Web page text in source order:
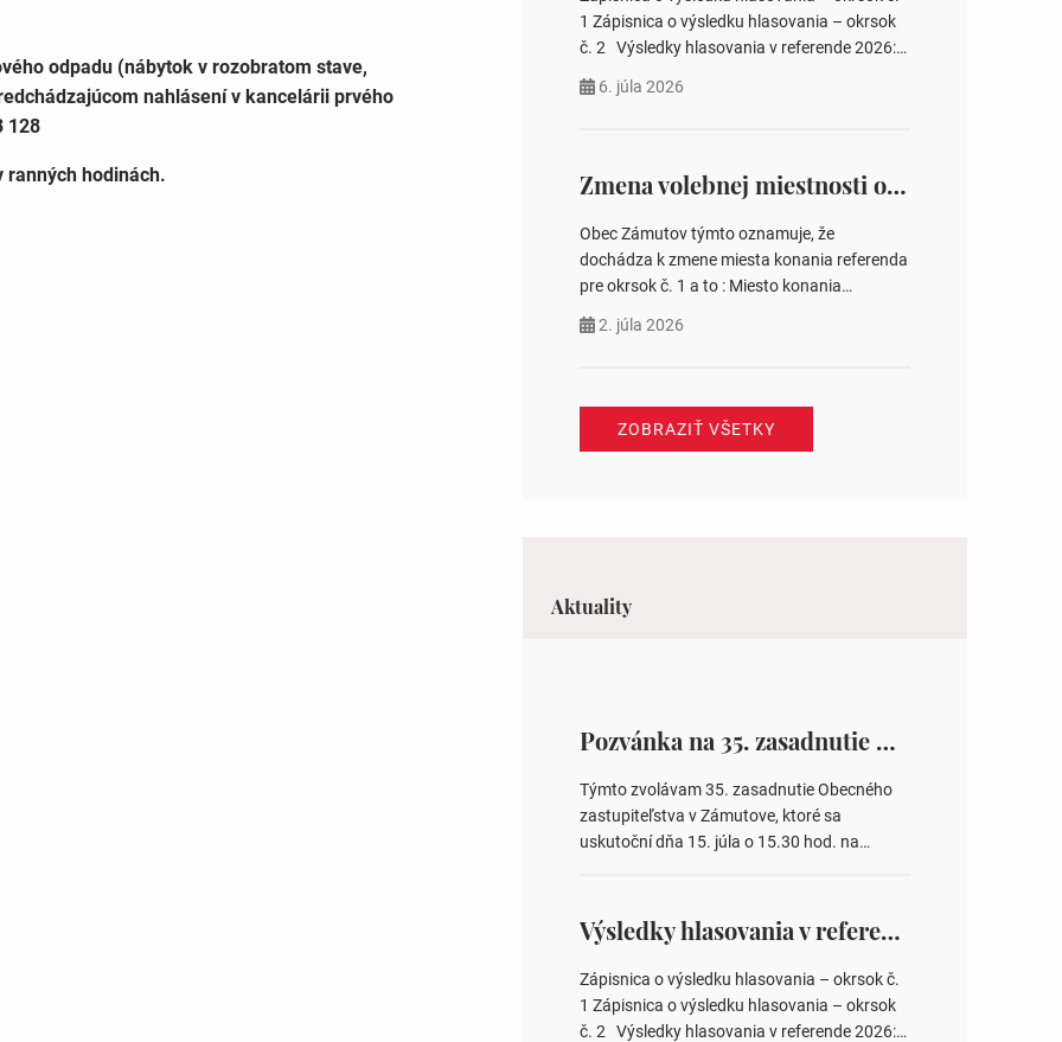
odpadu (nábytok v rozobratom stave,
nahlásení v kancelárii prvého
128
ranných hodinách.
pozemku –…
1 Zápisnica o výsledku hlasovania – okrsok
č. 2 Výsledky hlasovania v referende 2026:
na hlasovaní https://www.volbysr.sk/…
6. júla 2026
Zmena volebnej miestnosti okrsok č. 1
Obec Zámutov týmto oznamuje, že
dochádza k zmene miesta konania referenda
pre okrsok č. 1 a to : Miesto konania
Jozefína Tomášová starostka obce
2. júla 2026
ZOBRAZIŤ VŠETKY
Aktuality
Pozvánka na 35. zasadnutie OZ v Zámutove
Týmto zvolávam 35. zasadnutie Obecného
zastupiteľstva v Zámutove, ktoré sa
uskutoční dňa 15. júla o 15.30 hod. na
Schválenie návrhovej komisie a overovateľov
zápisnice 3. Určenie volebných obvodov pre
voľby poslancov obecných zastupiteľstiev,
počtu poslancov obecných zastupiteľstiev v
nich 4. Schválenie odpredaja obecného
Výsledky hlasovania v referende 2026
Zápisnica o výsledku hlasovania – okrsok č.
1 Zápisnica o výsledku hlasovania – okrsok
č. 2 Výsledky hlasovania v referende 2026: